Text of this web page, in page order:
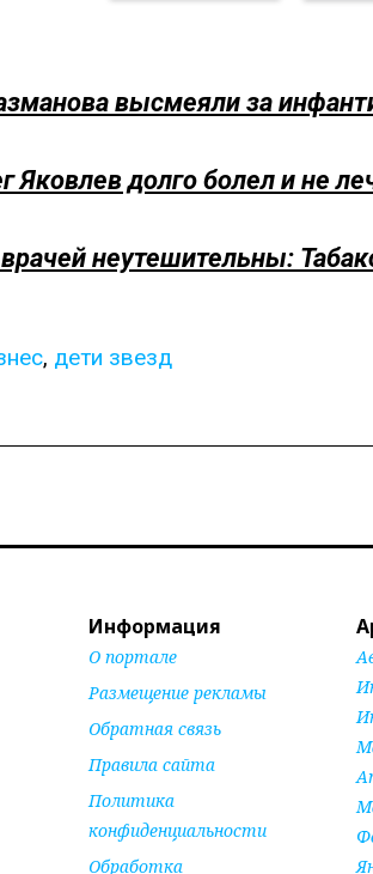
высмеяли за
Яковлев долго болел и не
неутешительны:
, дети звезд
Информация
О портале
Размещение рекламы
Обратная связь
Правила сайта
Политика
конфиденциальности
Обработка